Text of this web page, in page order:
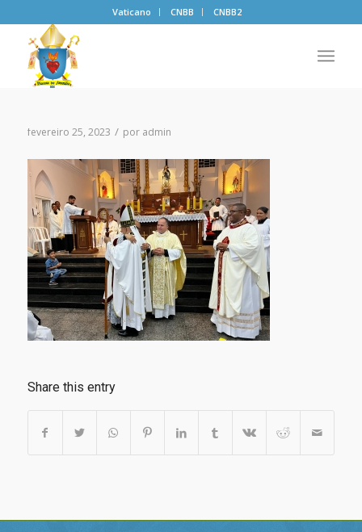
Vaticano CNBB CNBB2
fevereiro 25, 2023 / por admin
Share this entry